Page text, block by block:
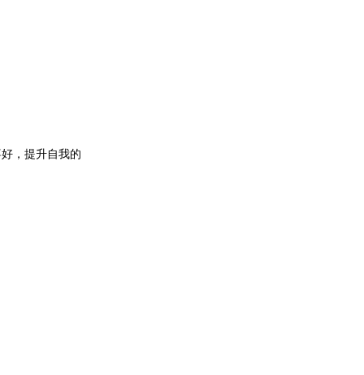
，提升自我的